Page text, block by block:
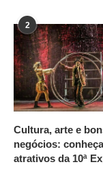
2
Cultura, arte e
negócios:
atrativos da 10ª